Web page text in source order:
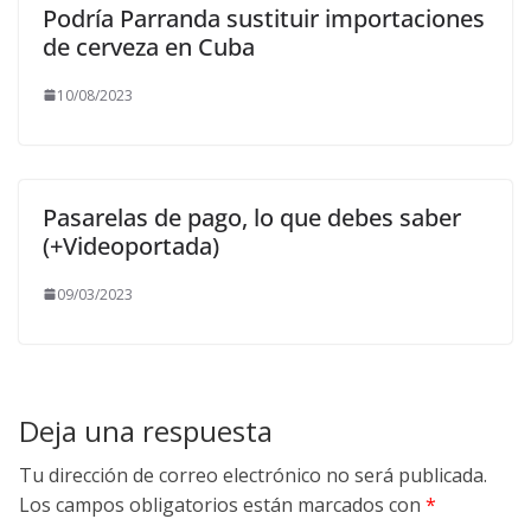
Podría Parranda sustituir importaciones
de cerveza en Cuba
10/08/2023
Pasarelas de pago, lo que debes saber
(+Videoportada)
09/03/2023
Deja una respuesta
Tu dirección de correo electrónico no será publicada.
Los campos obligatorios están marcados con *